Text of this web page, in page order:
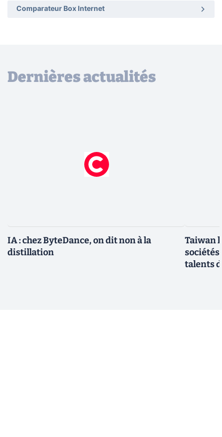
Comparateur Box Internet
Dernières actualités
IA : chez ByteDance, on dit non à la
distillation
Taiwan
sociétés
talents